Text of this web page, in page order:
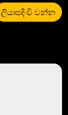
ලියාපදිංචි වන්න